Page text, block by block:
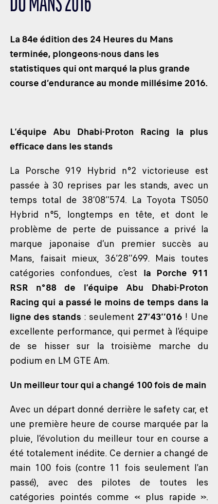
LES CATÉGORIES
HOSPITALITÉS
DÉVELOPPEMENT DURABLE
SEA BY DHL
DU MANS 2016
La 84e édition des 24 Heures du Mans
terminée, plongeons-nous dans les
statistiques qui ont marqué la plus grande
course d’endurance au monde millésime 2016.
L’équipe Abu Dhabi-Proton Racing la plus
efficace dans les stands
La Porsche 919 Hybrid n°2 victorieuse est
passée à 30 reprises par les stands, avec un
temps total de 38’08’’574. La Toyota TS050
Hybrid n°5, longtemps en tête, et dont le
problème de perte de puissance a privé la
marque japonaise d’un premier succès au
Mans, faisait mieux, 36’28’’699. Mais toutes
catégories confondues, c’est la Porche 911
RSR n°88 de l’équipe Abu Dhabi-Proton
Racing qui a passé le moins de temps dans la
ligne des stands : seulement 27’43’’016 ! Une
excellente performance, qui permet à l’équipe
de se hisser sur la troisième marche du
podium en LM GTE Am.
Un meilleur tour qui a changé 100 fois de main
Avec un départ donné derrière le safety car, et
une première heure de course marquée par la
pluie, l’évolution du meilleur tour en course a
été totalement inédite. Ce dernier a changé de
main 100 fois (contre 11 fois seulement l’an
passé), avec des pilotes de toutes les
catégories pointés comme « plus rapide ».